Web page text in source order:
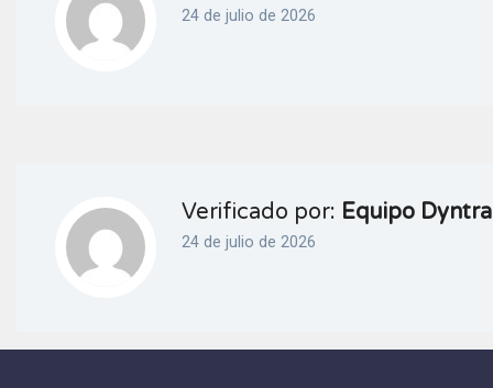
24 de julio de 2026
Verificado por: Equipo Dyntra
24 de julio de 2026